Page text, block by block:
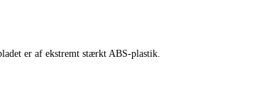
er af ekstremt stærkt ABS-plastik.